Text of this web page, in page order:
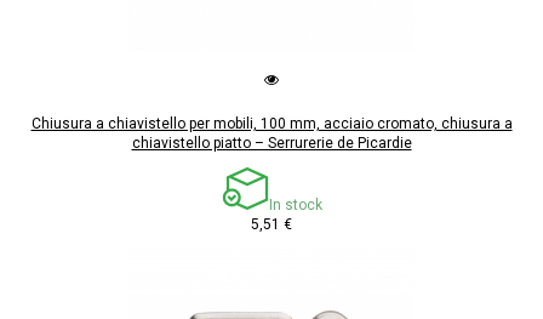
Chiusura a chiavistello per mobili, 100 mm, acciaio cromato, chiusura a
chiavistello piatto – Serrurerie de Picardie
In stock
5,51 €